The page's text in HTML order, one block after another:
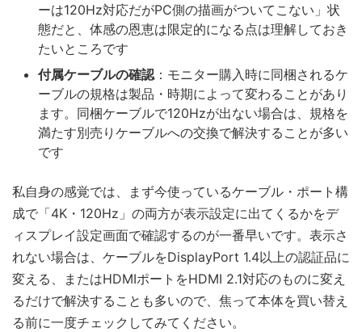
ーは120Hz対応だがPC側の描画がついてこない」状
態だと、体感の恩恵は限定的になる点は理解しておき
たいところです
付属ケーブルの確認：モニター購入時に同梱されるケ
ーブルの規格は製品・時期によって変わることがあり
ます。同梱ケーブルで120Hzが出ない場合は、規格を
満たす別売りケーブルへの交換で解決することが多い
です
私自身の感覚では、まず今使っているケーブル・ポート構
成で「4K・120Hz」の両方が表示設定に出てくるかをデ
ィスプレイ設定画面で確認するのが一番早いです。表示さ
れない場合は、ケーブルをDisplayPort 1.4以上の認証品に
変える、またはHDMIポートをHDMI 2.1対応のものに変え
るだけで解決することも多いので、焦って本体を買い替え
る前に一度チェックしてみてください。